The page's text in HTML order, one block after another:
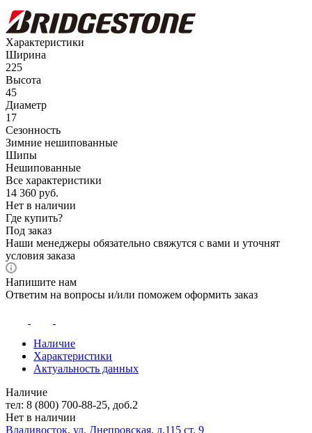
Характеристики
Ширина
225
Высота
45
Диаметр
17
Сезонность
Зимние нешипованные
Шипы
Нешипованные
Все характеристики
14 360 руб.
Нет в наличии
Где купить?
Под заказ
Наши менеджеры обязательно свяжутся с вами и уточнят
условия заказа
Напишите нам
Ответим на вопросы и/или поможем оформить заказ
Наличие
Характеристики
Актуальность данных
Наличие
тел: 8 (800) 700-88-25, доб.2
Нет в наличии
Владивосток, ул. Днепровская, д.115 ст. 9